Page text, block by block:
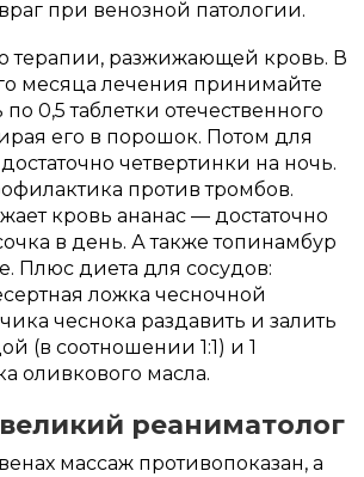
при венозной патологии.
о терапии, разжижающей кровь. В
месяца лечения принимайте
0,5 таблетки отечественного
его в порошок. Потом для
четвертинки на ночь.
против тромбов.
кровь ананас — достаточно
в день. А также топинамбур
Плюс диета для сосудов:
ложка чесночной
чеснока раздавить и залить
(в соотношении 1:1) и 1
оливкового масла.
реаниматолог
массаж противопоказан, а